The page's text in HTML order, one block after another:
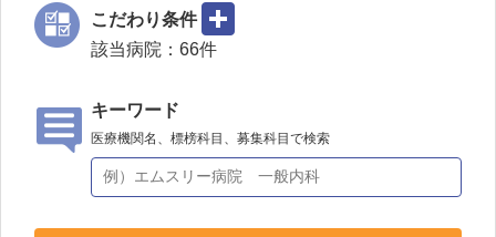
こだわり条件
該当病院： 66件
キーワード
医療機関名、標榜科目、募集科目で検索